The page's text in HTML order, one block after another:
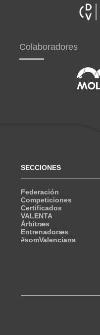
Colaboradores
SECCIONES
Federación
Competiciones
Certificados
VALENTA
Árbitræs
Entrenadoræs
#somValenciana